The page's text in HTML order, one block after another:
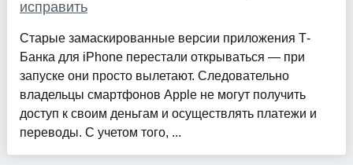
исправить
Старые замаскированные версии приложения Т-
Банка для iPhone перестали открываться — при
запуске они просто вылетают. Следовательно
владельцы смартфонов Apple не могут получить
доступ к своим деньгам и осуществлять платежи и
переводы. С учетом того, ...